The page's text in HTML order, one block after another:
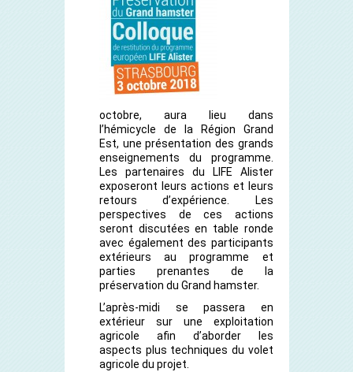
octobre, aura lieu dans
l’hémicycle de la Région Grand
Est, une présentation des grands
enseignements du programme.
Les partenaires du LIFE Alister
exposeront leurs actions et leurs
retours d’expérience. Les
perspectives de ces actions
seront discutées en table ronde
avec également des participants
extérieurs au programme et
parties prenantes de la
préservation du Grand hamster.
L’après-midi se passera en
extérieur sur une exploitation
agricole afin d’aborder les
aspects plus techniques du volet
agricole du projet.